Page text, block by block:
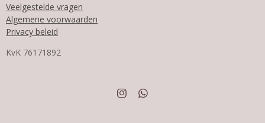
Veelgestelde vragen
Algemene voorwaarden
Privacy beleid
KvK 76171892
I
W